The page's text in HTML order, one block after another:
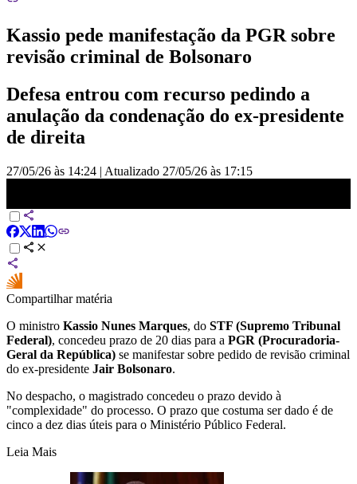
Kassio pede manifestação da PGR sobre
revisão criminal de Bolsonaro
Defesa entrou com recurso pedindo a
anulação da condenação do ex-presidente
de direita
27/05/26 às 14:24 | Atualizado 27/05/26 às 17:15
Compartilhar matéria
O ministro Kassio Nunes Marques, do STF (Supremo Tribunal
Federal), concedeu prazo de 20 dias para a PGR (Procuradoria-
Geral da República) se manifestar sobre pedido de revisão criminal
do ex-presidente Jair Bolsonaro.
No despacho, o magistrado concedeu o prazo devido à
"complexidade" do processo. O prazo que costuma ser dado é de
cinco a dez dias úteis para o Ministério Público Federal.
Leia Mais